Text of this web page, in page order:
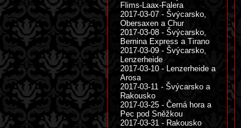
Flims-Laax-Falera
2017-03-07 - Švýcarsko,
Obersaxen a Chur
2017-03-08 - Švýcarsko,
Bernina Express a Tirano
2017-03-09 - Švýcarsko,
Lenzerheide
2017-03-10 - Lenzerheide a
Arosa
2017-03-11 - Švýcarsko a
Rakousko
2017-03-25 - Černá hora a
Pec pod Sněžkou
2017-03-31 - Rakousko